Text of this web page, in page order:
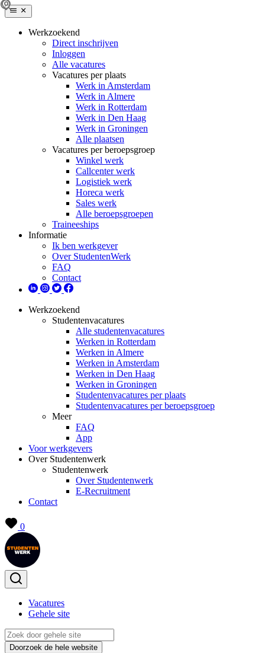
Werkzoekend
Direct inschrijven
Inloggen
Alle vacatures
Vacatures per plaats
Werk in Amsterdam
Werk in Almere
Werk in Rotterdam
Werk in Den Haag
Werk in Groningen
Alle plaatsen
Vacatures per beroepsgroep
Winkel werk
Callcenter werk
Logistiek werk
Horeca werk
Sales werk
Alle beroepsgroepen
Traineeships
Informatie
Ik ben werkgever
Over StudentenWerk
FAQ
Contact
Werkzoekend
Studentenvacatures
Alle studentenvacatures
Werken in Rotterdam
Werken in Almere
Werken in Amsterdam
Werken in Den Haag
Werken in Groningen
Studentenvacatures per plaats
Studentenvacatures per beroepsgroep
Meer
FAQ
App
Voor werkgevers
Over Studentenwerk
Studentenwerk
Over Studentenwerk
E-Recruitment
Contact
0
Vacatures
Gehele site